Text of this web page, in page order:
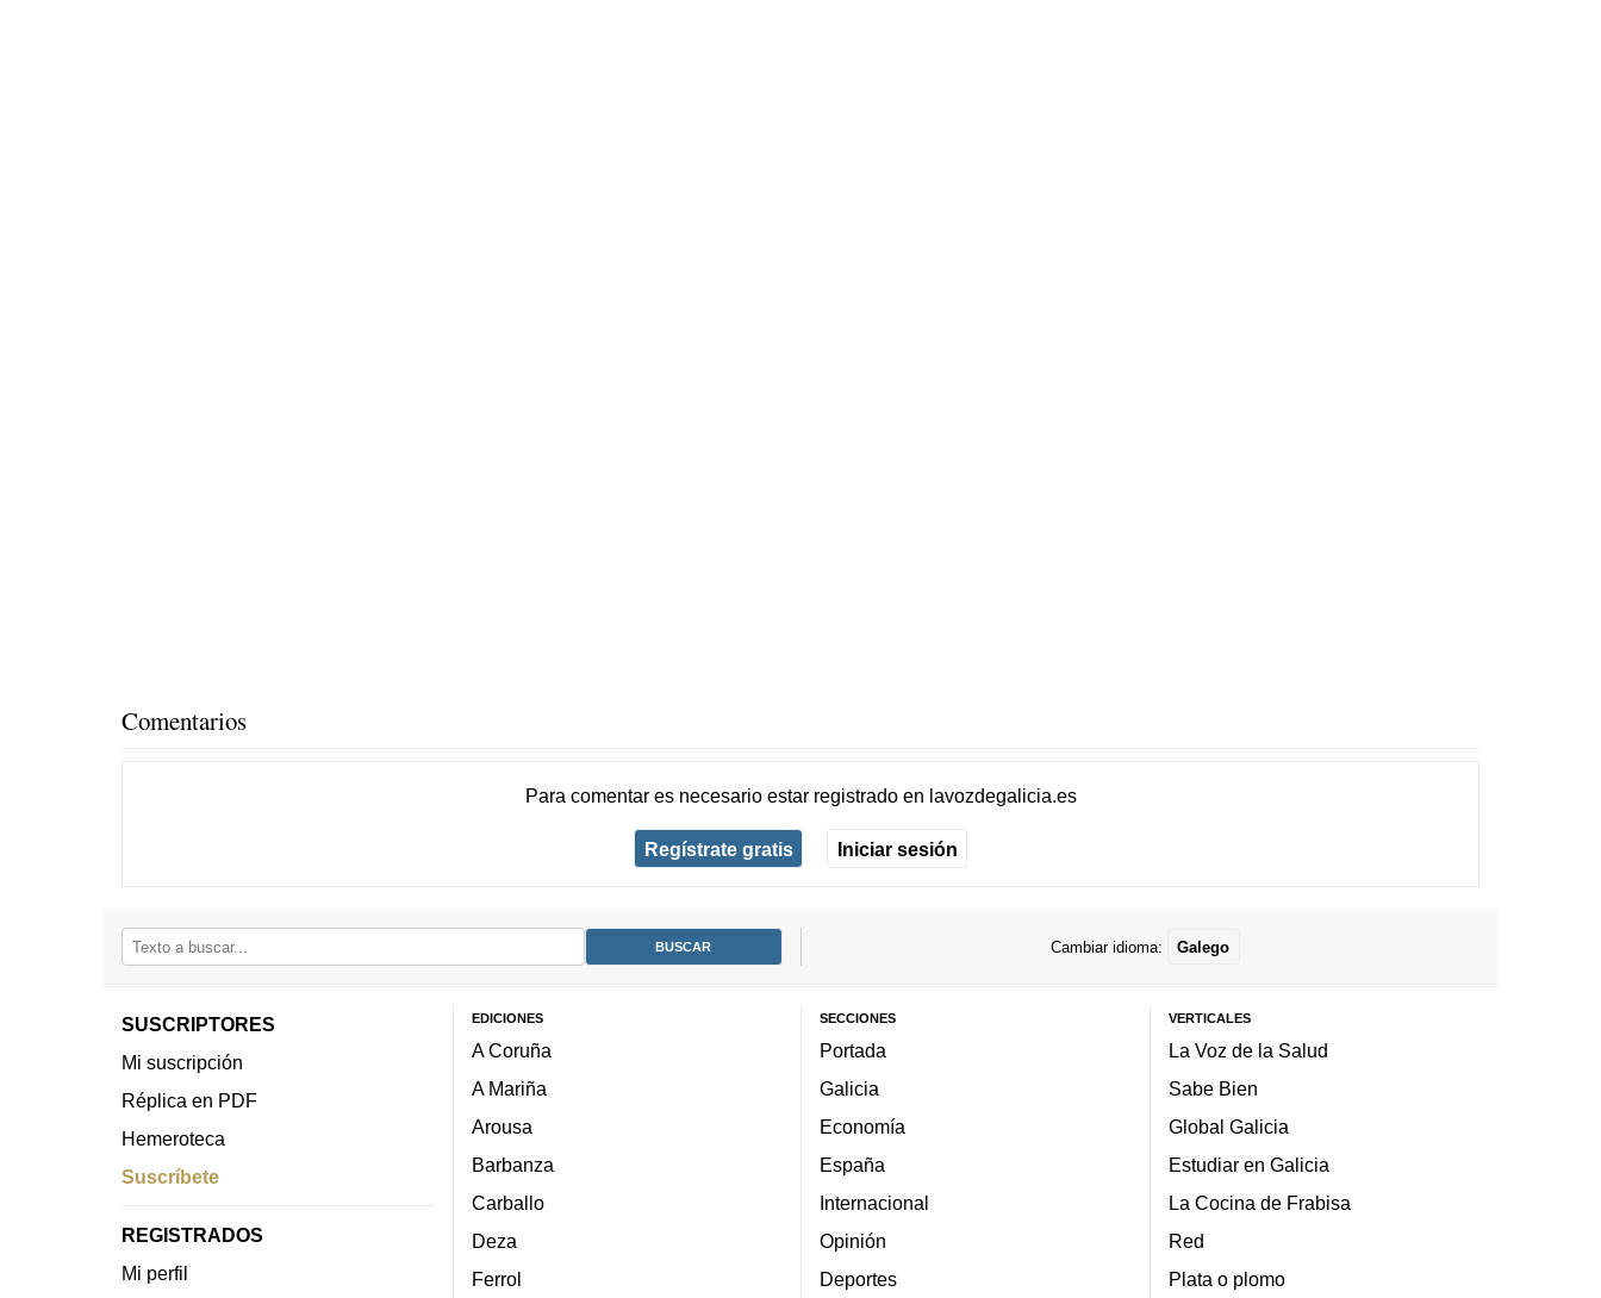
Comentarios
Para comentar es necesario estar registradoen lavozdegalicia.es
Regístrate gratis Iniciar sesión
Cambiar idioma: Galego
SUSCRIPTORES
Mi suscripción
Réplica en PDF
Hemeroteca
Suscríbete
REGISTRADOS
Mi perfil
EDICIONES
A Coruña
A Mariña
Arousa
Barbanza
Carballo
Deza
Ferrol
SECCIONES
Portada
Galicia
Economía
España
Internacional
Opinión
Deportes
VERTICALES
La Voz de la Salud
Sabe Bien
Global Galicia
Estudiar en Galicia
La Cocina de Frabisa
Red
Plata o plomo